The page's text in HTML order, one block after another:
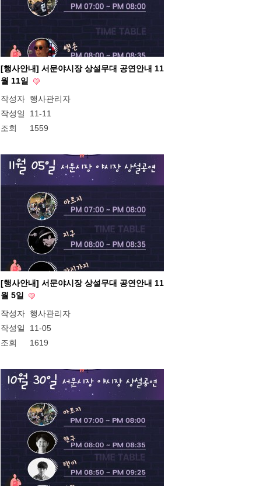
[행사안내] 서문야시장 상설무대 공연안내 11
월 11일
작성자 행사관리자
작성일
11-11
조회
1559
[행사안내] 서문야시장 상설무대 공연안내 11
월 5일
작성자 행사관리자
작성일
11-05
조회
1619